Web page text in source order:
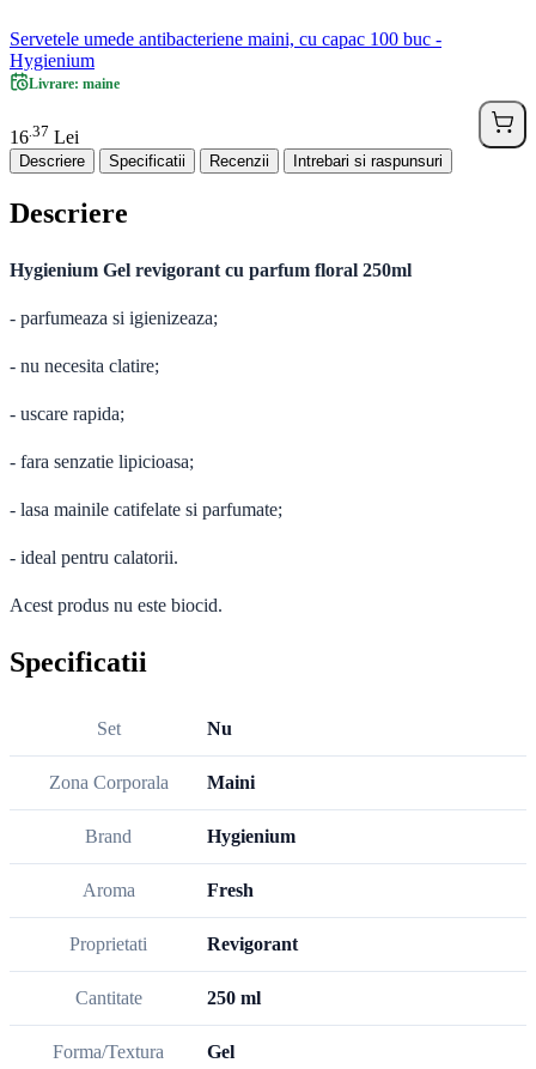
Servetele umede antibacteriene maini, cu capac 100 buc -
Hygienium
Livrare: maine
16 37 Lei
Descriere Specificatii Recenzii Intrebari si raspunsuri
Descriere
Hygienium Gel revigorant cu parfum floral 250ml
- parfumeaza si igienizeaza;
- nu necesita clatire;
- uscare rapida;
- fara senzatie lipicioasa;
- lasa mainile catifelate si parfumate;
- ideal pentru calatorii.
Acest produs nu este biocid.
Specificatii
Set Nu
Zona Corporala Maini
Brand Hygienium
Aroma Fresh
Proprietati Revigorant
Cantitate 250 ml
Forma/Textura Gel